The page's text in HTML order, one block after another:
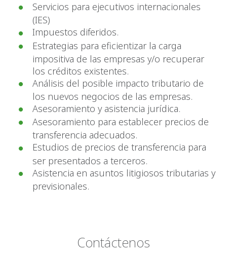
Servicios para ejecutivos internacionales
(IES)
Impuestos diferidos.
Estrategias para eficientizar la carga
impositiva de las empresas y/o recuperar
los créditos existentes.
Análisis del posible impacto tributario de
los nuevos negocios de las empresas.
Asesoramiento y asistencia jurídica.
Asesoramiento para establecer precios de
transferencia adecuados.
Estudios de precios de transferencia para
ser presentados a terceros.
Asistencia en asuntos litigiosos tributarias y
previsionales.
Contáctenos